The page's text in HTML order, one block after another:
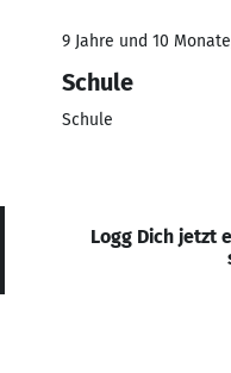
9 Jahre und 10
Schule
Schule
Logg Dich jetzt